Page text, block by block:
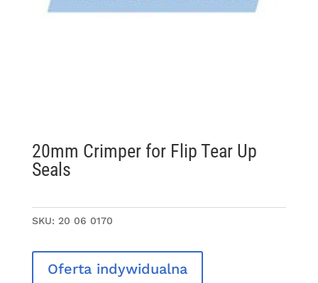
20mm Crimper for Flip Tear Up
Seals
SKU: 20 06 0170
Oferta indywidualna